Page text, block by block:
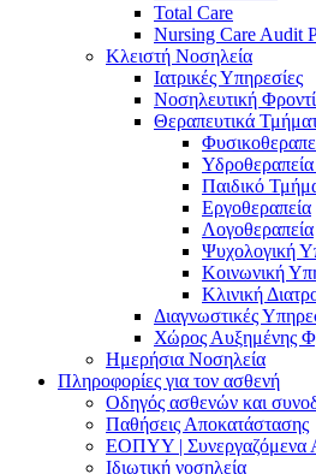
Total Care
Nursing Care Audit
Κλειστή Νοσηλεία
Ιατρικές Υπηρεσίες
Νοσηλευτική
Θεραπευτικά
Υδροθεραπεία
Παιδικό
Εργοθεραπεία
Λογοθεραπεία
Ψυχολογική
Κοινωνική
Κλινική
Διαγνωστικές
Χώρος Αυξημένης
Ημερήσια Νοσηλεία
Πληροφορίες για τον ασθενή
Οδηγός ασθενών και
Παθήσεις Αποκατάστασης
ΕΟΠΥΥ | Συνεργαζόμενα
Ιδιωτική νοσηλεία